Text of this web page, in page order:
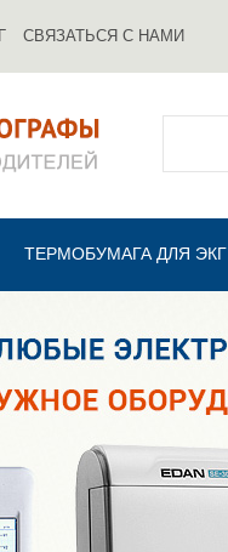
СВЯЗАТЬСЯ С НАМИ
ТЕРМОБУМАГА ДЛЯ ЭКГ